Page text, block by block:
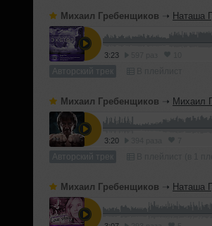
Михаил Гребенщиков ➝ Наташа
3:23
Авторский трек
Михаил Гребенщиков ➝ Михаил
3:20
Авторский трек
Михаил Гребенщиков ➝ Наташа